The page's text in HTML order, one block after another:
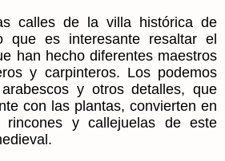
calles de la villa histórica de
que es interesante resaltar el
han hecho diferentes maestros
y carpinteros. Los podemos
y otros detalles, que
con las plantas, convierten en
rincones y callejuelas de este